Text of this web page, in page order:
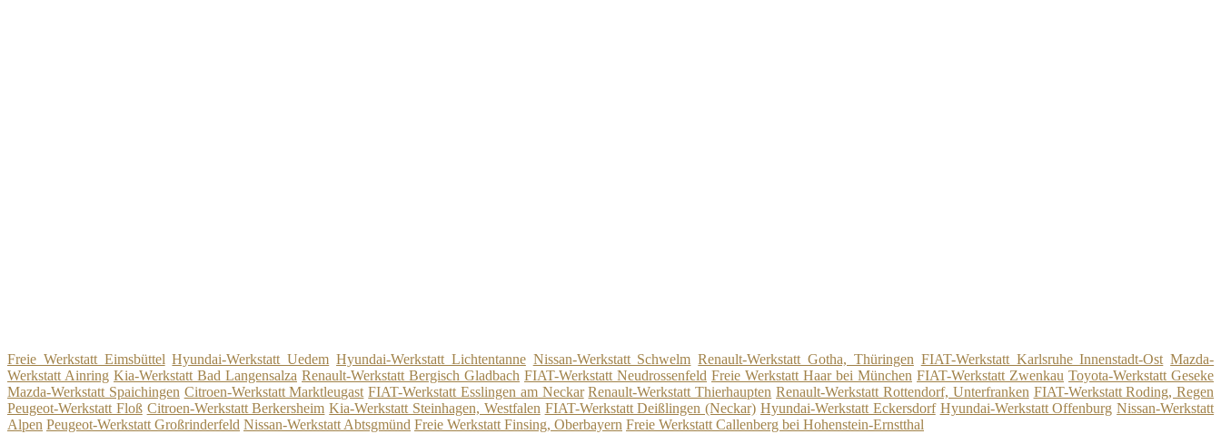
Freie Werkstatt Eimsbüttel Hyundai-Werkstatt Uedem Hyundai-Werkstatt Lichtentanne Nissan-Werkstatt Schwelm Renault-Werkstatt Gotha, Thüringen FIAT-Werkstatt Karlsruhe Innenstadt-Ost Mazda-
Werkstatt Ainring Kia-Werkstatt Bad Langensalza Renault-Werkstatt Bergisch Gladbach FIAT-Werkstatt Neudrossenfeld Freie Werkstatt Haar bei München FIAT-Werkstatt Zwenkau Toyota-Werkstatt Geseke
Mazda-Werkstatt Spaichingen Citroen-Werkstatt Marktleugast FIAT-Werkstatt Esslingen am Neckar Renault-Werkstatt Thierhaupten Renault-Werkstatt Rottendorf, Unterfranken FIAT-Werkstatt Roding, Regen
Peugeot-Werkstatt Floß Citroen-Werkstatt Berkersheim Kia-Werkstatt Steinhagen, Westfalen FIAT-Werkstatt Deißlingen (Neckar) Hyundai-Werkstatt Eckersdorf Hyundai-Werkstatt Offenburg Nissan-Werkstatt
Alpen Peugeot-Werkstatt Großrinderfeld Nissan-Werkstatt Abtsgmünd Freie Werkstatt Finsing, Oberbayern Freie Werkstatt Callenberg bei Hohenstein-Ernstthal